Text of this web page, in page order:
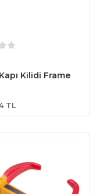
Kilidi Frame
TL